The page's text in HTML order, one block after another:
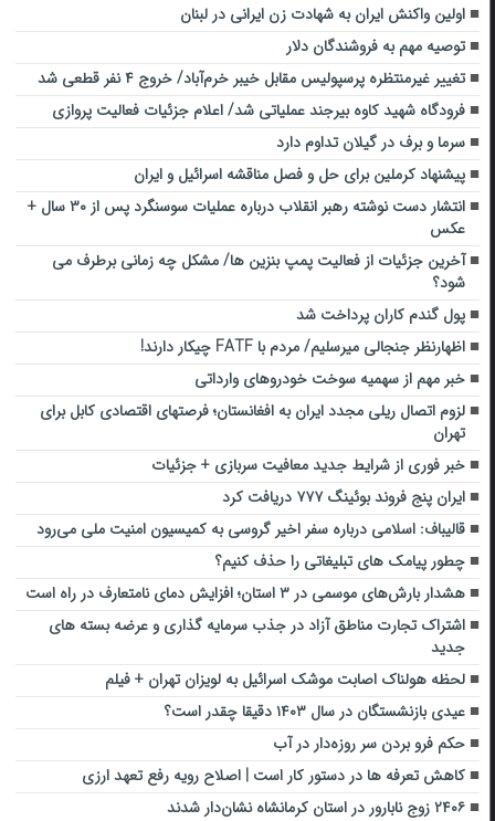
اولین واکنش ایران به شهادت زن ایرانی در لبنان
توصیه مهم به فروشندگان دلار
تغییر غیرمنتظره پرسپولیس مقابل خیبر خرم‌آباد/ خروج ۴ نفر قطعی شد
فرودگاه شهید کاوه بیرجند عملیاتی شد/ اعلام جزئیات فعالیت پروازی
سرما و برف در گیلان تداوم دارد
پیشنهاد کرملین برای حل و فصل مناقشه اسرائیل و ایران
انتشار دست نوشته رهبر انقلاب درباره عملیات سوسنگرد پس از ۳۰ سال +
عکس
آخرین جزئیات از فعالیت پمپ بنزین ها/ مشکل چه زمانی برطرف می
شود؟
پول گندم کاران پرداخت شد
اظهارنظر جنجالی میرسلیم/ مردم با FATF چیکار دارند!
خبر مهم از سهمیه سوخت خودروهای وارداتی
لزوم اتصال ریلی مجدد ایران به افغانستان؛ فرصتهای اقتصادی کابل برای
تهران
خبر فوری از شرایط جدید معافیت سربازی + جزئیات
ایران پنج فروند بوئینگ ۷۷۷ دریافت کرد
قالیباف: اسلامی درباره سفر اخیر گروسی به کمیسیون امنیت ملی می‌رود
چطور پیامک های تبلیغاتی را حذف کنیم؟
هشدار بارش‌های موسمی در ۳ استان؛ افزایش دمای نامتعارف در راه است
اشتراک تجارت مناطق آزاد در جذب سرمایه گذاری و عرضه بسته های
جدید
لحظه هولناک اصابت موشک اسرائیل به لویزان تهران + فیلم
عیدی بازنشستگان در سال ۱۴۰۳ دقیقا چقدر است؟
حکم فرو بردن سر روزه‌دار در آب
کاهش تعرفه ها در دستور کار است | اصلاح رویه رفع تعهد ارزی
۲۴۰۶ زوج نابارور در استان کرمانشاه نشان‌دار شدند